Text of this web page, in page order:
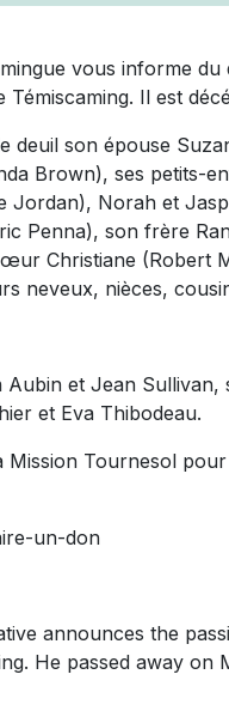
vous informe
Il est
deuil son épouse
Brown), ses petits-
Jordan), Norah et
Penna), son frère
Christiane (Robert
neveux, nièces,
Aubin et Jean
et Eva Thibodeau.
Mission Tournesol
un-don
announces the
He passed away on